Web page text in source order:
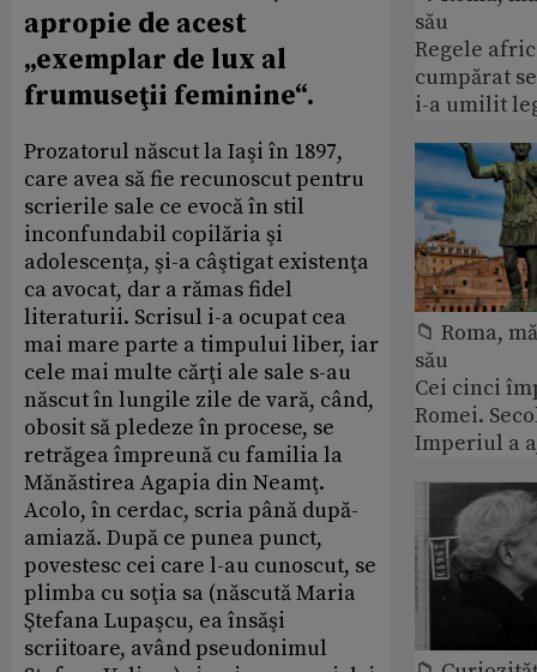
apropie de acest
„exemplar de lux al
frumuseţii feminine“.
Prozatorul născut la Iaşi în 1897,
care avea să fie recunoscut pentru
scrierile sale ce evocă în stil
inconfundabil copilăria şi
adolescenţa, şi-a câştigat existenţa
ca avocat, dar a rămas fidel
literaturii. Scrisul i-a ocupat cea
mai mare parte a timpului liber, iar
cele mai multe cărţi ale sale s-au
născut în lungile zile de vară, când,
obosit să pledeze în procese, se
retrăgea împreună cu familia la
Mănăstirea Agapia din Neamţ.
Acolo, în cerdac, scria până după-
amiază. După ce punea punct,
povestesc cei care l-au cunoscut, se
plimba cu soţia sa (născută Maria
Ştefana Lupaşcu, ea însăşi
scriitoare, având pseudonimul
său
Regele
cumpărat
i-a umilit
📁 Roma,
său
Cei cinci
Romei.
Imperiul a